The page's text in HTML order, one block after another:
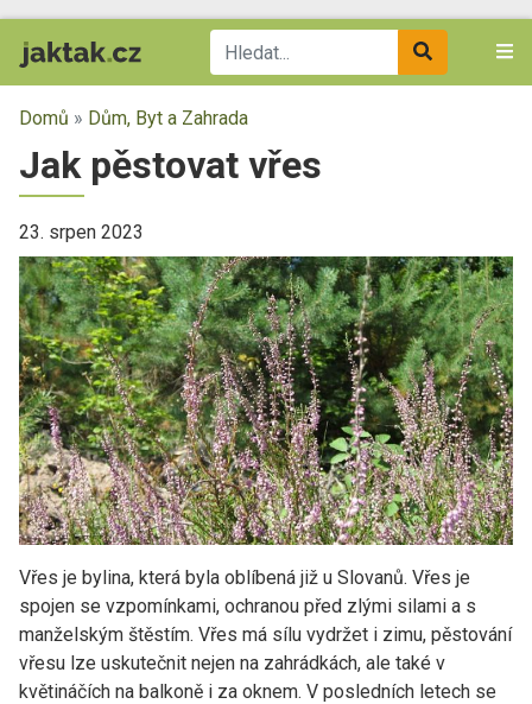
Domů » Dům, Byt a Zahrada
Jak pěstovat vřes
23. srpen 2023
Vřes je bylina, která byla oblíbená již u Slovanů. Vřes je
spojen se vzpomínkami, ochranou před zlými silami a s
manželským štěstím. Vřes má sílu vydržet i zimu, pěstování
vřesu lze uskutečnit nejen na zahrádkách, ale také v
květináčích na balkoně i za oknem. V posledních letech se